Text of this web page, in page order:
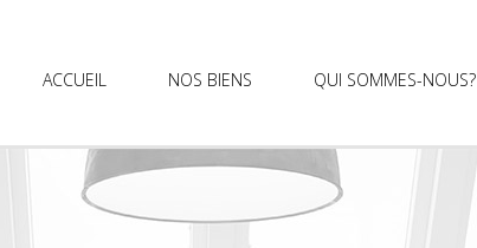
ACCUEIL NOS BIENS QUI SOMMES-NOUS?